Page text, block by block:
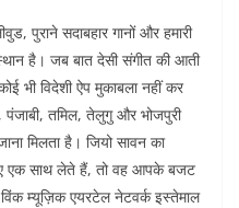
पुराने सदाबहार गानों और हमारी
है। जब बात देसी संगीत की आती
भी विदेशी ऐप मुकाबला नहीं कर
पंजाबी, तमिल, तेलुगु और भोजपुरी
मिलता है। जियो सावन का
एक साथ लेते हैं, तो वह आपके बजट
म्यूज़िक एयरटेल नेटवर्क इस्तेमाल